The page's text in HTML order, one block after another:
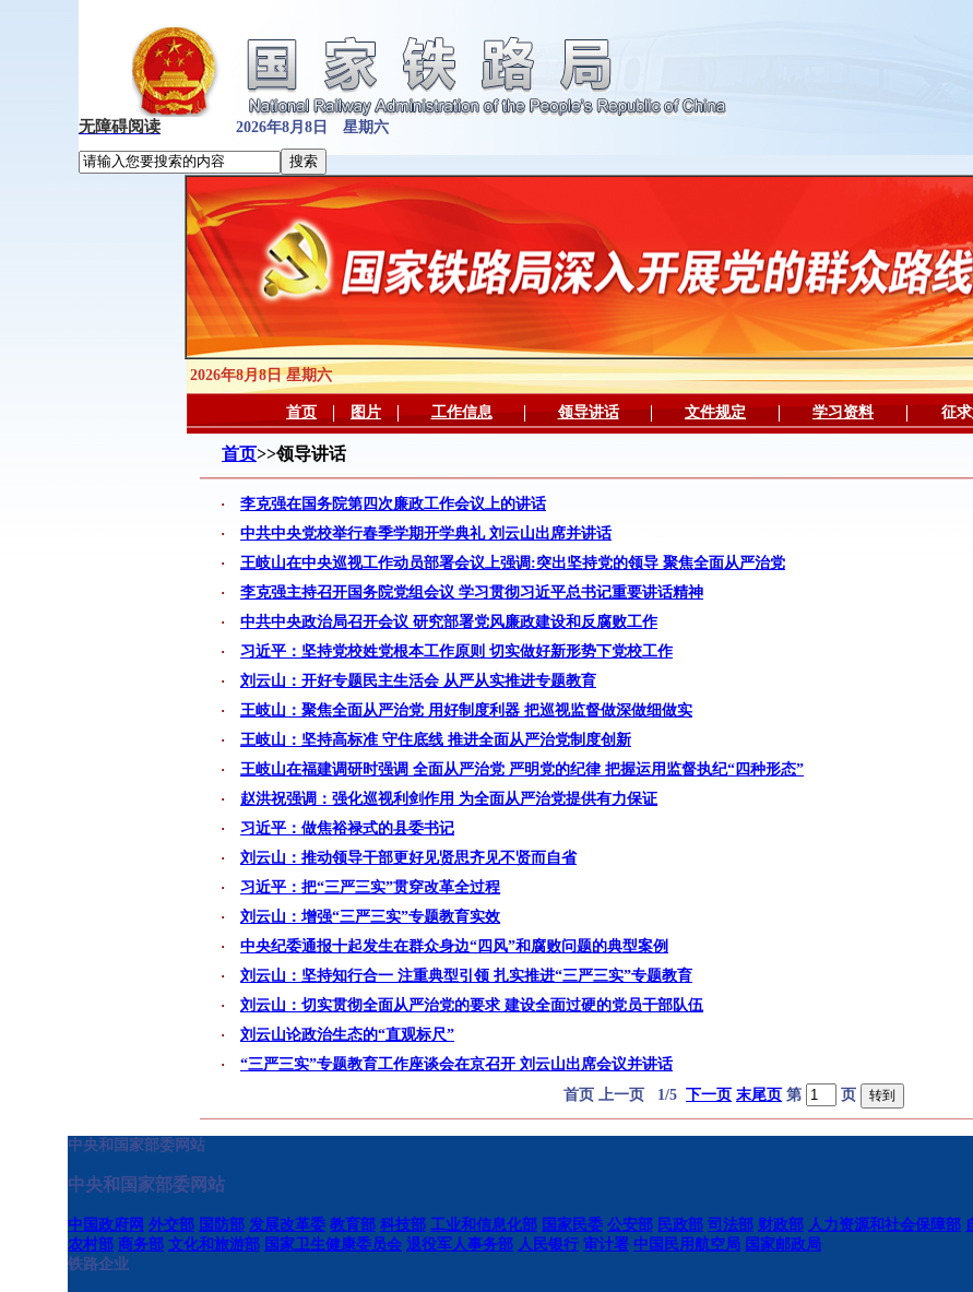
无障碍阅读 2026年8月8日 星期六
2026年8月8日 星期六
首页 图片 工作信息 领导讲话 文件规定 学习资料 征
首页>>领导讲话
· 李克强在国务院第四次廉政工作会议上的讲话
·
中共中央党校举行春季学期开学典礼 刘云山出席并讲话
·
王岐山在中央巡视工作动员部署会议上强调:突出坚持党的领导 聚焦全面从严治党
·
李克强主持召开国务院党组会议 学习贯彻习近平总书记重要讲话精神
·
中共中央政治局召开会议 研究部署党风廉政建设和反腐败工作
·
习近平：坚持党校姓党根本工作原则 切实做好新形势下党校工作
·
刘云山：开好专题民主生活会 从严从实推进专题教育
·
王岐山：聚焦全面从严治党 用好制度利器 把巡视监督做深做细做实
·
王岐山：坚持高标准 守住底线 推进全面从严治党制度创新
·
王岐山在福建调研时强调 全面从严治党 严明党的纪律 把握运用监督执纪“四种形态”
·
赵洪祝强调：强化巡视利剑作用 为全面从严治党提供有力保证
·
习近平：做焦裕禄式的县委书记
·
刘云山：推动领导干部更好见贤思齐见不贤而自省
·
习近平：把“三严三实”贯穿改革全过程
·
刘云山：增强“三严三实”专题教育实效
·
中央纪委通报十起发生在群众身边“四风”和腐败问题的典型案例
·
刘云山：坚持知行合一 注重典型引领 扎实推进“三严三实”专题教育
·
刘云山：切实贯彻全面从严治党的要求 建设全面过硬的党员干部队伍
·
刘云山论政治生态的“直观标尺”
·
“三严三实”专题教育工作座谈会在京召开 刘云山出席会议并讲话
首页 上一页 1/5 下一页 末尾页 第 页
中央和国家部委网站
中央和国家部委网站
中国政府网 外交部 国防部 发展改革委 教育部 科技部 工业和信息化部 国家民委 公安部 民政部 司法部 财政部 人力资源和社会保障部
农村部 商务部 文化和旅游部 国家卫生健康委员会 退役军人事务部 人民银行 审计署 中国民用航空局 国家邮政局
铁路企业